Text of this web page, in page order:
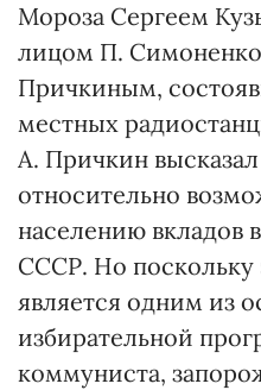
Мороза Сергеем
лицом П.
Причкиным,
местных
А. Причкин
относительно
населению вкладов
СССР. Но
является одним из
избирательной
коммуниста,